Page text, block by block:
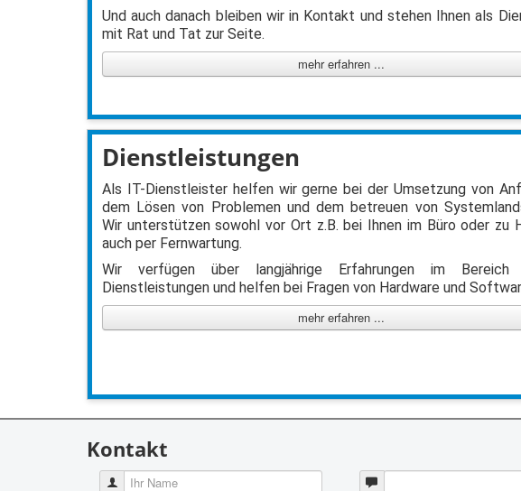
Und auch danach bleiben wir in Kontakt und stehen Ihnen als
mit Rat und Tat zur Seite.
mehr erfahren ...
Dienstleistungen
Als IT-Dienstleister helfen wir gerne bei der Umsetzung von
dem Lösen von Problemen und dem betreuen von
Wir unterstützen sowohl vor Ort z.B. bei Ihnen im Büro oder zu
auch per Fernwartung.
Wir verfügen über langjährige Erfahrungen im
Dienstleistungen und helfen bei Fragen von Hardware und
mehr erfahren ...
Kontakt